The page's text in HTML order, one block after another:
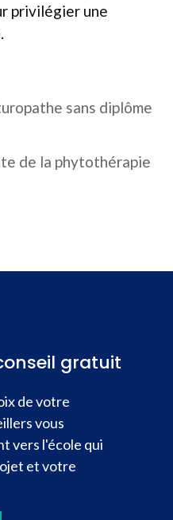
privilégier une
.
sans diplôme
de la phytothérapie
gratuit
de votre
vous
vers l'école qui
et votre